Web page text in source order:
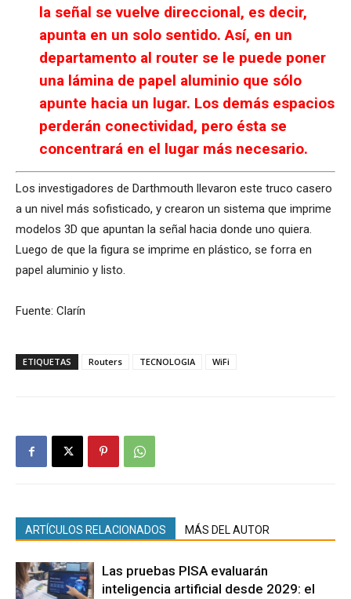
la señal se vuelve direccional, es decir,
apunta en un solo sentido. Así, en un
departamento al router se le puede poner
una lámina de papel aluminio que sólo
apunte hacia un lugar. Los demás espacios
perderán conectividad, pero ésta se
concentrará en el lugar más necesario.
Los investigadores de Darthmouth llevaron este truco casero
a un nivel más sofisticado, y crearon un sistema que imprime
modelos 3D que apuntan la señal hacia donde uno quiera.
Luego de que la figura se imprime en plástico, se forra en
papel aluminio y listo.
Fuente: Clarín
ETIQUETAS Routers TECNOLOGIA WiFi
ARTÍCULOS RELACIONADOS MÁS DEL AUTOR
Las pruebas PISA evaluarán
inteligencia artificial desde 2029: el